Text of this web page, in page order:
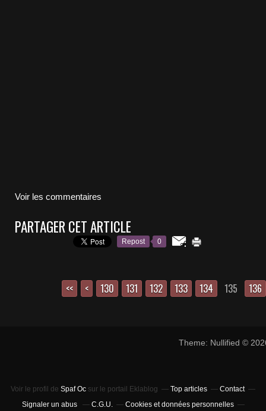
Voir les commentaires
PARTAGER CET ARTICLE
Repost 0
<< < 100
110
120
130 131 132 133 134 135 136
Theme: Nullified ©
Voir le profil de Spaf Oc sur le portail Eklablog Top articles
Contact
Signaler un abus
C.G.U.
Cookies et données personnelles